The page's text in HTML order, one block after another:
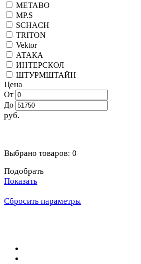
METABO
MP.S
SCHACH
TRITON
Vektor
АТАКА
ИНТЕРСКОЛ
ШТУРМШТАЙН
Цена
От
До
руб.
Выбрано товаров: 0
Подобрать
Показать
Сбросить параметры